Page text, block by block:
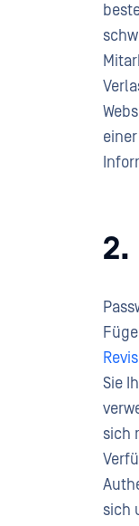
2.
Sie
sich
sich